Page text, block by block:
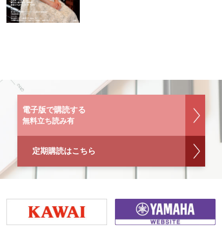
電子版で購読する
無料立ち読み有
定期購読はこちら